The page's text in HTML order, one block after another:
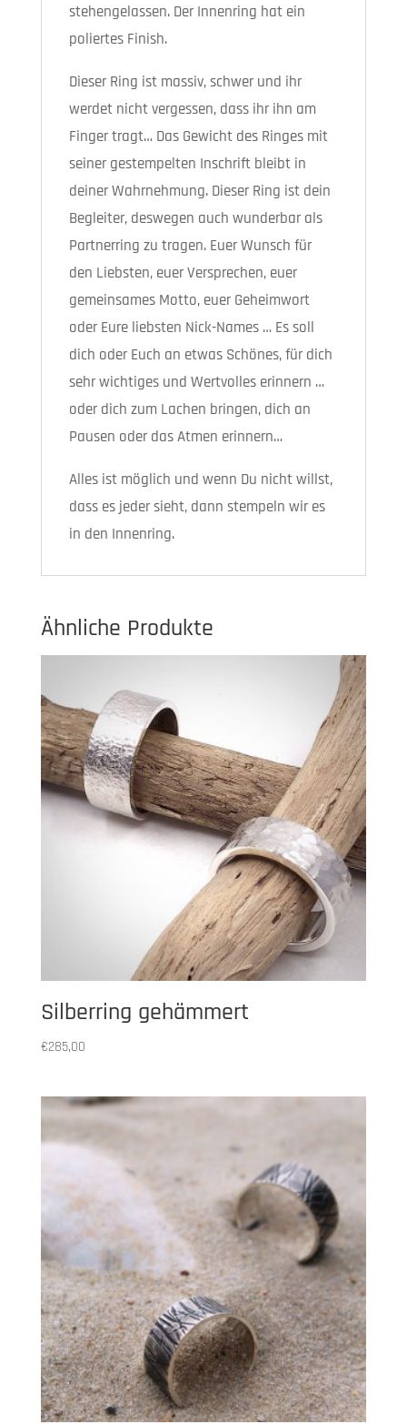
stehengelassen. Der Innenring hat ein
poliertes Finish.
Dieser Ring ist massiv, schwer und ihr
werdet nicht vergessen, dass ihr ihn am
Finger tragt… Das Gewicht des Ringes mit
seiner gestempelten Inschrift bleibt in
deiner Wahrnehmung. Dieser Ring ist dein
Begleiter, deswegen auch wunderbar als
Partnerring zu tragen. Euer Wunsch für
den Liebsten, euer Versprechen, euer
gemeinsames Motto, euer Geheimwort
oder Eure liebsten Nick-Names … Es soll
dich oder Euch an etwas Schönes, für dich
sehr wichtiges und Wertvolles erinnern …
oder dich zum Lachen bringen, dich an
Pausen oder das Atmen erinnern…
Alles ist möglich und wenn Du nicht willst,
dass es jeder sieht, dann stempeln wir es
in den Innenring.
Ähnliche Produkte
Silberring gehämmert
€285,00